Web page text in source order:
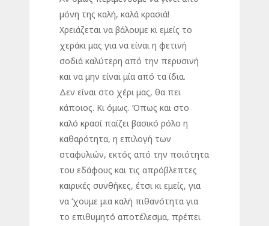
μόνη της καλή, καλά κρασιά!
Χρειάζεται να βάλουμε κι εμείς το
χεράκι μας για να είναι η φετινή
σοδιά καλύτερη από την περυσινή
και να μην είναι μία από τα ίδια.
Δεν είναι στο χέρι μας, θα πει
κάποιος. Κι όμως. Όπως και στο
καλό κρασί παίζει βασικό ρόλο η
καθαρότητα, η επιλογή των
σταφυλιών, εκτός από την ποιότητα
του εδάφους και τις απρόβλεπτες
καιρικές συνθήκες, έτσι κι εμείς, για
να ‘χουμε μια καλή πιθανότητα για
το επιθυμητό αποτέλεσμα, πρέπει